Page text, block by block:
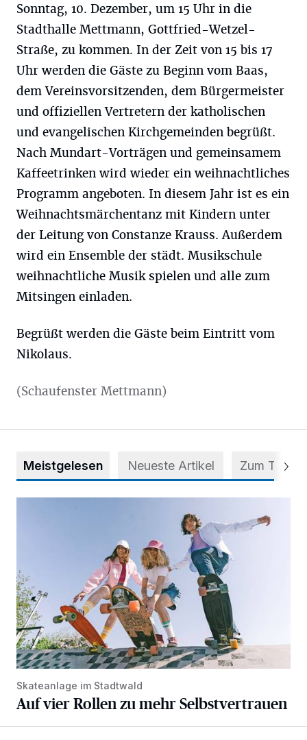
Sonntag, 10. Dezember, um 15 Uhr in die
Stadthalle Mettmann, Gottfried-Wetzel-
Straße, zu kommen. In der Zeit von 15 bis 17
Uhr werden die Gäste zu Beginn vom Baas,
dem Vereinsvorsitzenden, dem Bürgermeister
und offiziellen Vertretern der katholischen
und evangelischen Kirchgemeinden begrüßt.
Nach Mundart-Vorträgen und gemeinsamem
Kaffeetrinken wird wieder ein weihnachtliches
Programm angeboten. In diesem Jahr ist es ein
Weihnachtsmärchentanz mit Kindern unter
der Leitung von Constanze Krauss. Außerdem
wird ein Ensemble der städt. Musikschule
weihnachtliche Musik spielen und alle zum
Mitsingen einladen.
Begrüßt werden die Gäste beim Eintritt vom
Nikolaus.
(Schaufenster Mettmann)
Meistgelesen Neueste Artikel Zum Thema
Skateanlage im Stadtwald
Auf vier Rollen zu mehr Selbstvertrauen